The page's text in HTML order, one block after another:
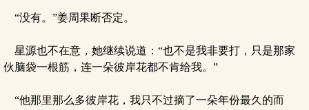
“没有。”姜周果断否定。
星源也不在意，她继续说道：“也不是我非要打，只是那家
伙脑袋一根筋，连一朵彼岸花都不肯给我。”
“他那里那么多彼岸花，我只不过摘了一朵年份最久的而